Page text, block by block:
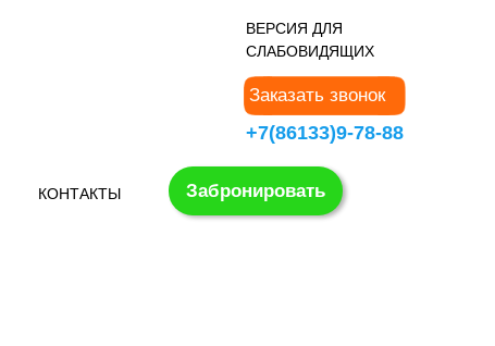
Заказать звонок
+7(86133)9-78-88
ВЕРСИЯ ДЛЯ
СЛАБОВИДЯЩИХ
Забронировать
КОНТАКТЫ